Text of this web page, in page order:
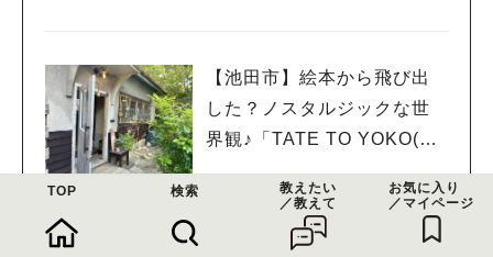
【池田市】絵本から飛び出
した？ノスタルジックな世
界観♪「TATE TO YOKO(た
てとよこ) -cafe +zakka-」
TOP 検索
教えたい
／教えて
お気に入り
／マイページ